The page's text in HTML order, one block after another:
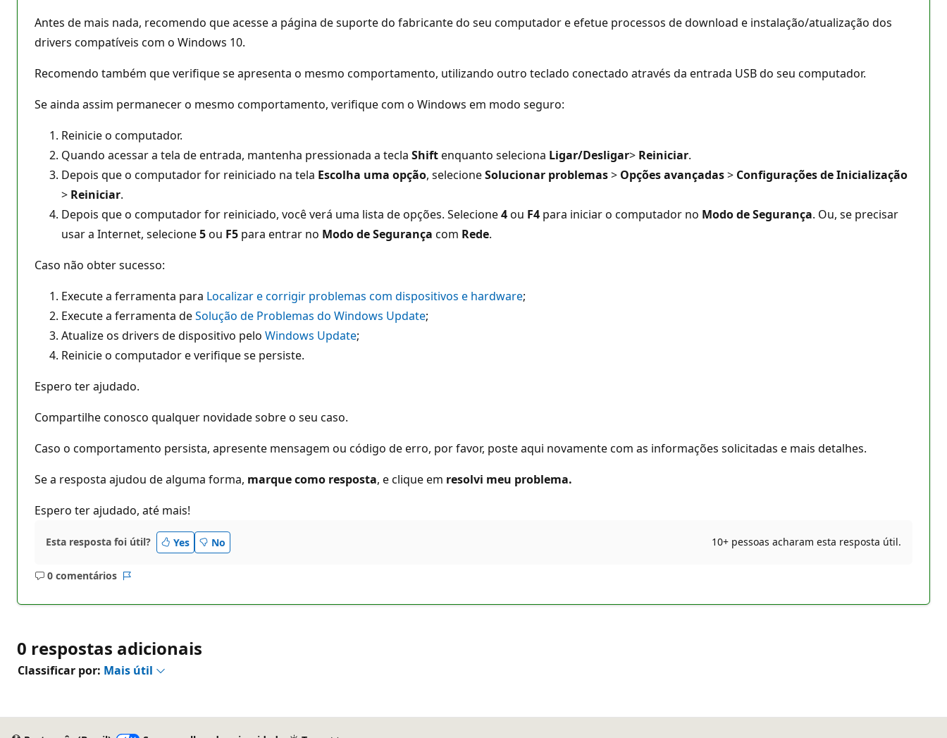
Antes de mais nada, recomendo que acesse a página de suporte do fabricante do seu computador e efetue processos de download e instalação/atualização dos
drivers compatíveis com o Windows 10.
Recomendo também que verifique se apresenta o mesmo comportamento, utilizando outro teclado conectado através da entrada USB do seu computador.
Se ainda assim permanecer o mesmo comportamento, verifique com o Windows em modo seguro:
Reinicie o computador.
Quando acessar a tela de entrada, mantenha pressionada a tecla Shiftenquanto seleciona Ligar/Desligar> Reiniciar.
Depois que o computador for reiniciado na tela Escolha uma opção, selecioneSolucionar problemas> Opções avançadas> Configurações de Inicialização
> Reiniciar.
Depois que o computador for reiniciado, você verá uma lista de opções. Selecione4ou F4 para iniciar o computador no Modo de Segurança. Ou, se precisar
usar a Internet, selecione5ou F5 para entrar no Modo de Segurança com Rede.
Caso não obter sucesso:
Execute a ferramenta para Localizar e corrigir problemas com dispositivos e hardware;
Execute a ferramenta deSolução de Problemas do Windows Update;
Atualize os drivers de dispositivo pelo Windows Update;
Reinicie o computador e verifique se persiste.
Espero ter ajudado.
Compartilhe conosco qualquer novidade sobre o seu caso.
Caso o comportamento persista, apresente mensagem ou código de erro, por favor, poste aqui novamente com as informações solicitadas e mais detalhes.
Se a resposta ajudou de alguma forma, marque como resposta, e clique em resolvi meu problema.
Espero ter ajudado, até mais!
Esta resposta foi útil? Yes No 10+ pessoas acharam esta resposta útil.
0 comentários
Sem
0 respostas adicionais
Classificar por: Mais útil